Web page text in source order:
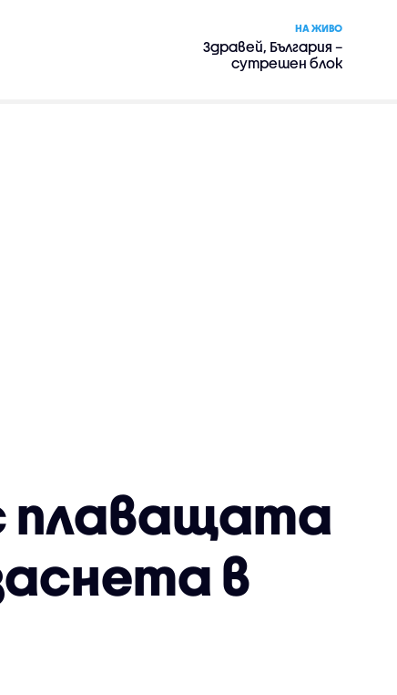
НА ЖИВО
Здравей, България –
сутрешен блок
плаващата
в